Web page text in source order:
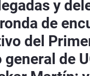
y
de
del
de